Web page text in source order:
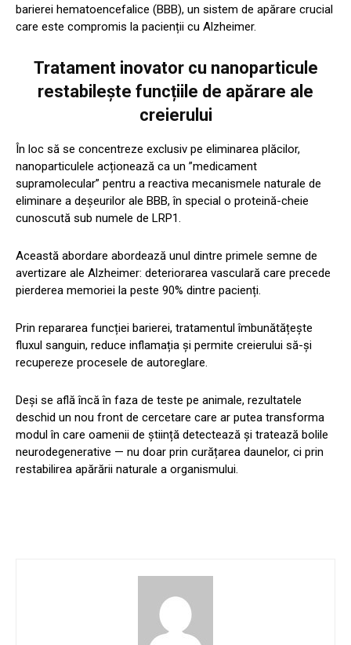
barierei hematoencefalice (BBB), un sistem de apărare crucial
care este compromis la pacienții cu Alzheimer.
Tratament inovator cu nanoparticule
restabilește funcțiile de apărare ale
creierului
În loc să se concentreze exclusiv pe eliminarea plăcilor,
nanoparticulele acționează ca un ”medicament
supramolecular” pentru a reactiva mecanismele naturale de
eliminare a deșeurilor ale BBB, în special o proteină-cheie
cunoscută sub numele de LRP1.
Această abordare abordează unul dintre primele semne de
avertizare ale Alzheimer: deteriorarea vasculară care precede
pierderea memoriei la peste 90% dintre pacienți.
Prin repararea funcției barierei, tratamentul îmbunătățește
fluxul sanguin, reduce inflamația și permite creierului să-și
recupereze procesele de autoreglare.
Deși se află încă în faza de teste pe animale, rezultatele
deschid un nou front de cercetare care ar putea transforma
modul în care oamenii de știință detectează și tratează bolile
neurodegenerative — nu doar prin curățarea daunelor, ci prin
restabilirea apărării naturale a organismului.